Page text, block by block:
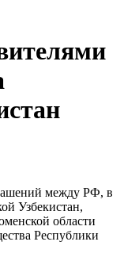
между РФ, в
Узбекистан,
области
Республики